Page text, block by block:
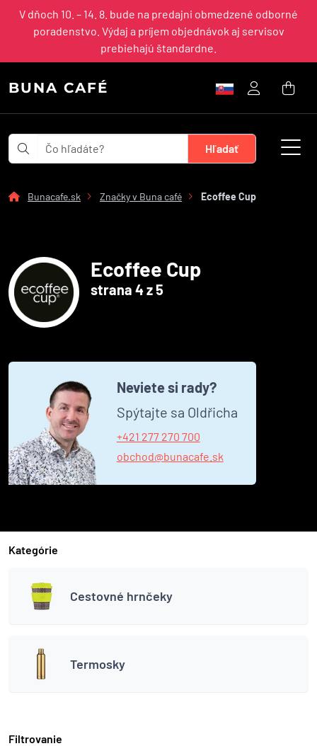
V dňoch 10. – 14. 8. bude na predajni obmedzené odborné
poradenstvo. Výdaj a príjem objednávok aj servisov
prebiehajú štandardne.
BUNA CAFÉ
Bunacafe.sk Značky v Buna café Ecoffee Cup
Ecoffee Cup
strana 4 z 5
Neviete si rady?
Spýtajte sa Oldřicha
+421 277 270 700
obchod@bunacafe.sk
Kategórie
Cestovné hrnčeky
Termosky
Filtrovanie